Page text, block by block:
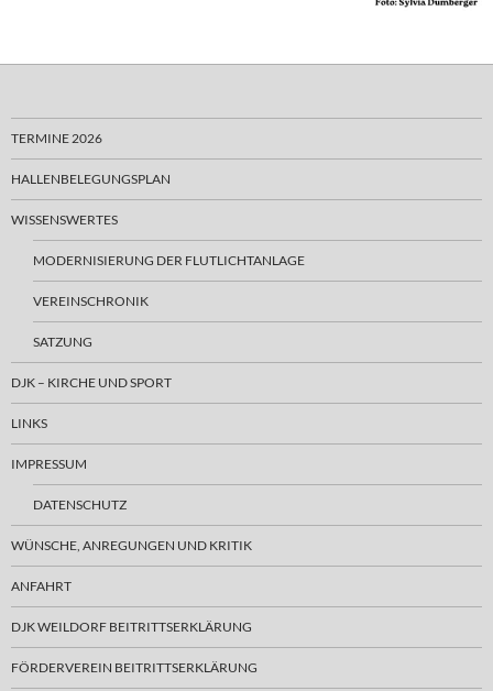
TERMINE 2026
HALLENBELEGUNGSPLAN
WISSENSWERTES
MODERNISIERUNG DER FLUTLICHTANLAGE
VEREINSCHRONIK
SATZUNG
DJK – KIRCHE UND SPORT
LINKS
IMPRESSUM
DATENSCHUTZ
WÜNSCHE, ANREGUNGEN UND KRITIK
ANFAHRT
DJK WEILDORF BEITRITTSERKLÄRUNG
FÖRDERVEREIN BEITRITTSERKLÄRUNG